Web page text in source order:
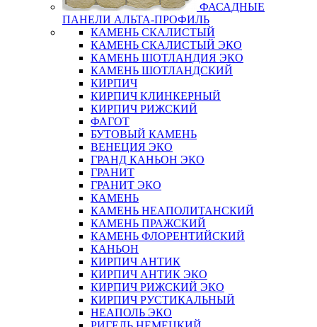
ФАСАДНЫЕ
ПАНЕЛИ АЛЬТА-ПРОФИЛЬ
КАМЕНЬ СКАЛИСТЫЙ
КАМЕНЬ СКАЛИСТЫЙ ЭКО
КАМЕНЬ ШОТЛАНДИЯ ЭКО
КАМЕНЬ ШОТЛАНДСКИЙ
КИРПИЧ
КИРПИЧ КЛИНКЕРНЫЙ
КИРПИЧ РИЖСКИЙ
ФАГОТ
БУТОВЫЙ КАМЕНЬ
ВЕНЕЦИЯ ЭКО
ГРАНД КАНЬОН ЭКО
ГРАНИТ
ГРАНИТ ЭКО
КАМЕНЬ
КАМЕНЬ НЕАПОЛИТАНСКИЙ
КАМЕНЬ ПРАЖСКИЙ
КАМЕНЬ ФЛОРЕНТИЙСКИЙ
КАНЬОН
КИРПИЧ АНТИК
КИРПИЧ АНТИК ЭКО
КИРПИЧ РИЖСКИЙ ЭКО
КИРПИЧ РУСТИКАЛЬНЫЙ
НЕАПОЛЬ ЭКО